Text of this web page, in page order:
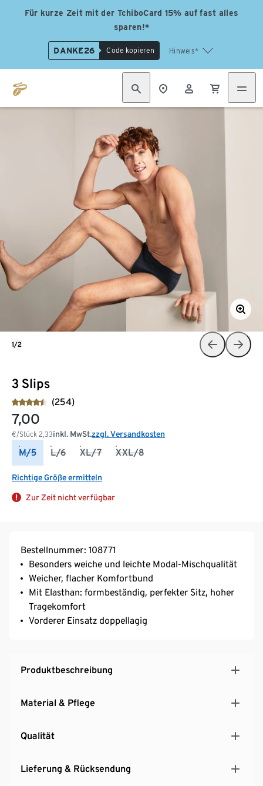
Für kurze Zeit mit der TchiboCard 15% auf fast alles
sparen!*
DANKE26 Code kopieren Hinweis*
3 Slips
(254)
7,00
€/Stück 2,33inkl. MwSt.zzgl. Versandkosten
M/5 L/6 XL/7 XXL/8
Richtige Größe ermitteln
Zur Zeit nicht verfügbar
1/2
Bestellnummer: 108771
Besonders weiche und leichte Modal-Mischqualität
Weicher, flacher Komfortbund
Mit Elasthan: formbeständig, perfekter Sitz, hoher
Tragekomfort
Vorderer Einsatz doppellagig
Produktbeschreibung
Material & Pflege
Qualität
Lieferung & Rücksendung